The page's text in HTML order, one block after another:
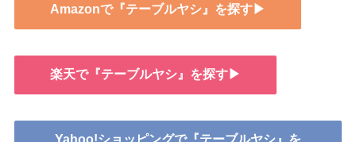
Amazonで『テーブルヤシ』を探す▶
楽天で『テーブルヤシ』を探す▶
Yahoo!ショッピングで『テーブルヤシ』を